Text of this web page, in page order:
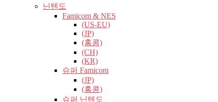
닌텐도
Famicom & NES
(US-EU)
(JP)
(홍콩)
(CH)
(KR)
슈퍼 Famicom
(JP)
(홍콩)
슈퍼 닌텐도